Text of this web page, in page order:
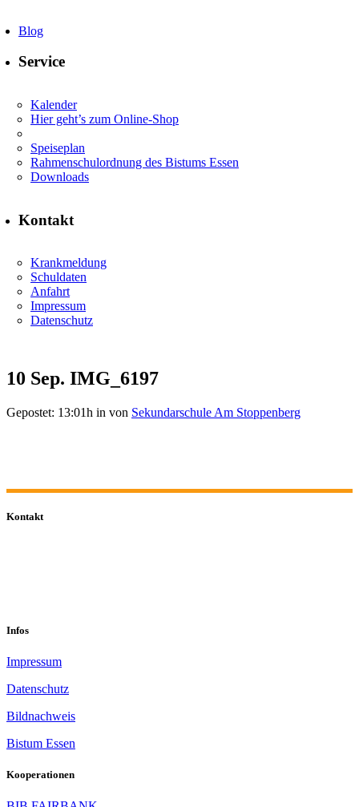
Blog
Service
Kalender
Hier geht’s zum Online-Shop
Speiseplan
Rahmenschulordnung des Bistums Essen
Downloads
Kontakt
Krankmeldung
Schuldaten
Anfahrt
Impressum
Datenschutz
10 Sep. IMG_6197
Gepostet: 13:01h in von Sekundarschule Am Stoppenberg
Kontakt
Infos
Impressum
Datenschutz
Bildnachweis
Bistum Essen
Kooperationen